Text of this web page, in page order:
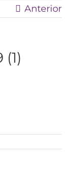
Anterior
(1)